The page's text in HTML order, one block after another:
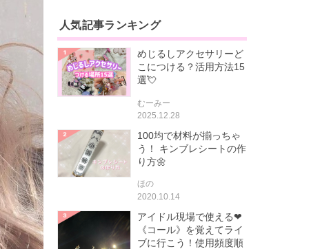
人気記事ランキング
めじるしアクセサリーど
こにつける？活用方法15
選💘
むーみー
2025.12.28
100均で材料が揃っちゃ
う！ キンブレシートの作
り方🌼
ほの
2020.10.14
アイドル現場で使える❤
《コール》を覚えてライ
ブに行こう！使用頻度順